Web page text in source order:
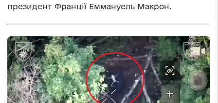
президент Франції Еммануель Макрон.